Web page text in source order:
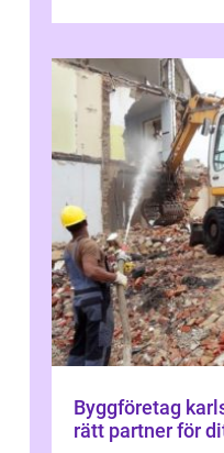
Byggföretag karlshamn
rätt partner för